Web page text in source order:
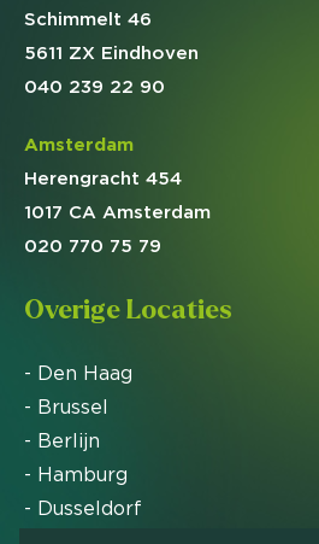
Schimmelt 46
5611 ZX Eindhoven
040 239 22 90
Amsterdam
Herengracht 454
1017 CA Amsterdam
020 770 75 79
Overige Locaties
- Den Haag
- Brussel
- Berlijn
- Hamburg
- Dusseldorf